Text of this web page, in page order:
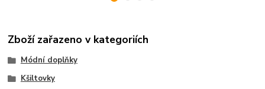
Zboží zařazeno v kategoriích
Módní doplňky
Kšiltovky